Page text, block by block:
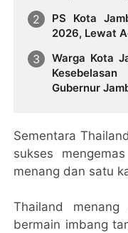
PS Kota
2026, Lewat
Warga Kota
Gubernur
Sementara
sukses
menang dan satu
Thailand
bermain imbang